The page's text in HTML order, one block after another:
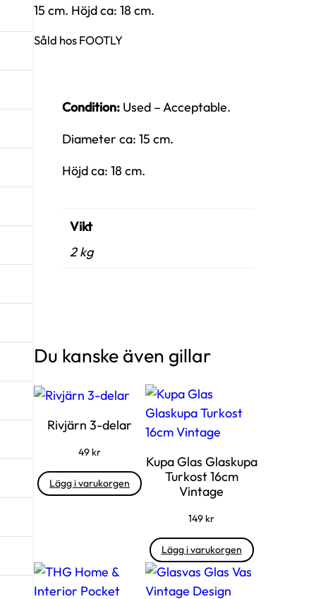
15 cm. Höjd ca: 18 cm.
Såld hos FOOTLY
Condition: Used – Acceptable.
Diameter ca: 15 cm.
Höjd ca: 18 cm.
Vikt
2 kg
Du kanske även gillar
Rivjärn 3-delar
49 kr
Lägg i varukorgen
Kupa Glas Glaskupa
Turkost 16cm
Vintage
149 kr
Lägg i varukorgen